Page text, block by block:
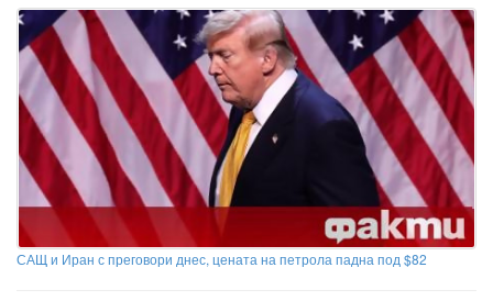
САЩ и Иран с преговори днес, цената на петрола падна под $82